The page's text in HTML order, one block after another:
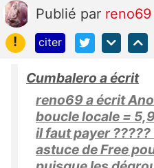
Publié par reno69
!
citer
Cumbalero a écrit
reno69 a écrit
boucle locale =
il faut payer
astuce de Free